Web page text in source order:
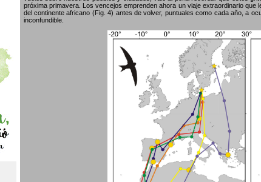
próxima primavera. Los vencejos emprenden ahora un viaje extraordinario
del continente africano (Fig. 4) antes de volver, puntuales como cada año, a
inconfundible.